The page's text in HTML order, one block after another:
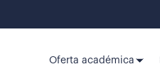
Oferta académica